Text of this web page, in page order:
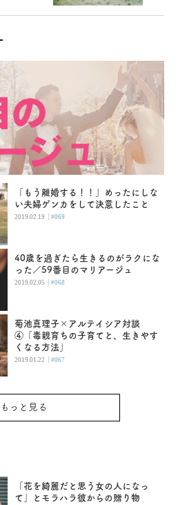
「もう離婚する！！」めったにしな
い夫婦ゲンカをして決意したこと
2019.02.19 |#069
40歳を過ぎたら生きるのがラクにな
った／59番目のマリアージュ
2019.02.05 |#068
菊池真理子×アルテイシア対談
④「毒親育ちの子育てと、生きやす
くなる方法」
2019.01.22 |#067
もっと見る
「花を綺麗だと思う女の人になっ
て」とモラハラ彼からの贈り物